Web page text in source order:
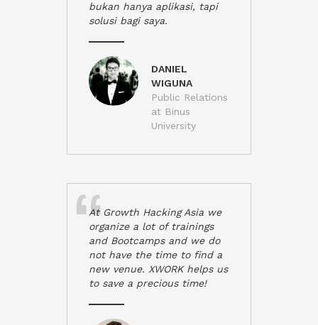
bukan hanya aplikasi, tapi
solusi bagi saya.
DANIEL
WIGUNA
Public Relations
at Binus
University
At Growth Hacking Asia we
organize a lot of trainings
and Bootcamps and we do
not have the time to find a
new venue. XWORK helps us
to save a precious time!